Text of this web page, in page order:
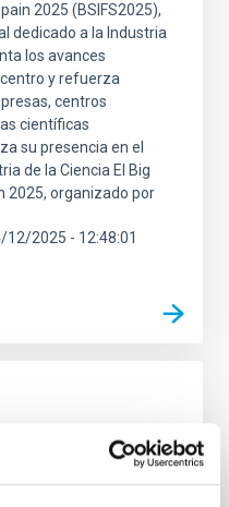
2025 (BSIFS2025),
dedicado a la Industria
los avances
y refuerza
centros
científicas
su presencia en el
de la Ciencia El Big
2025, organizado por
12/2025 - 12:48:01
SELF
de su estructura